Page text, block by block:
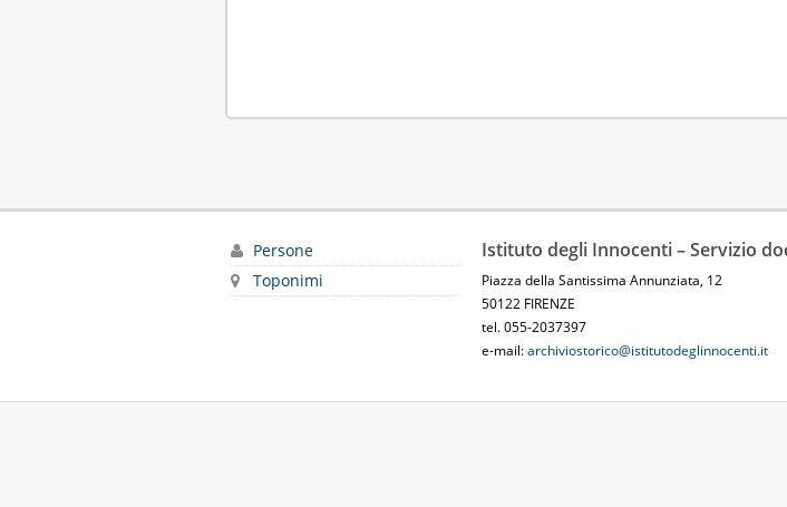
Persone
Toponimi
Istituto degli Innocenti – Servizio
Piazza della Santissima Annunziata, 12
50122 FIRENZE
tel. 055-2037397
e-mail:archiviostorico@istitutodeglinnocenti.it